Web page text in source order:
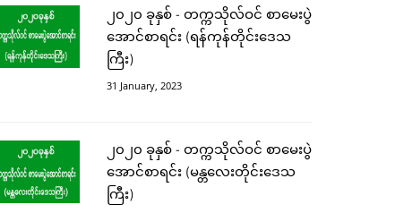
၂၀၂၀ ခုနှစ် - တက္ကသိုလ်ဝင် စာမေးပွဲ
အောင်စာရင်း (ရန်ကုန်တိုင်းဒေသ
ကြီး)
31 January, 2023
၂၀၂၀ ခုနှစ် - တက္ကသိုလ်ဝင် စာမေးပွဲ
အောင်စာရင်း (မန္တလေးတိုင်းဒေသ
ကြီး)